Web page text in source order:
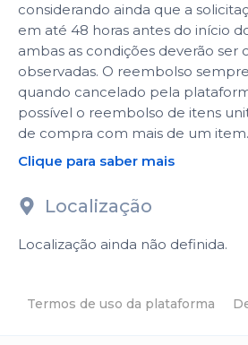
considerando ainda que a
em até 48 horas antes do início
ambas as condições deverão
observadas. O reembolso
quando cancelado pela
possível o reembolso de itens
de compra com mais de um item.
Clique para saber mais
Localização
Localização ainda não definida.
Termos de uso da plataforma